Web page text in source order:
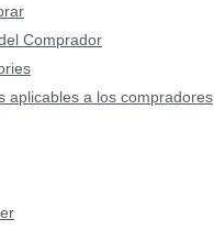
Comprador
aplicables a los compradores